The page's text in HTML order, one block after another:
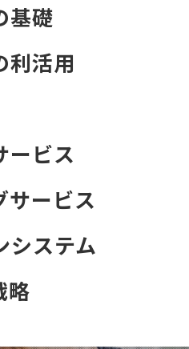
基礎
利活用
ービス
サービス
システム
略